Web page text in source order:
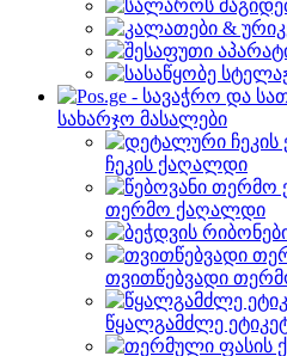
სახარჯო მასალები
ჩეკის ქაღალდი
თერმო ქაღალდი
თვითწებვადი
წყალგამძლე